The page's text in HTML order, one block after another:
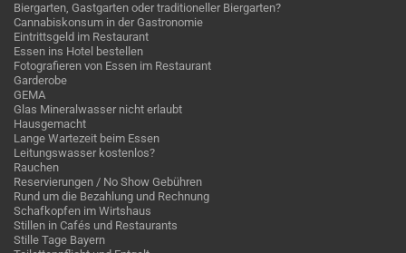
Biergarten, Gastgarten oder traditioneller Biergarten?
Cannabiskonsum in der Gastronomie
Eintrittsgeld im Restaurant
Essen ins Hotel bestellen
Fotografieren von Essen im Restaurant
Garderobe
GEMA
Glas Mineralwasser nicht erlaubt
Hausgemacht
Lange Wartezeit beim Essen
Leitungswasser kostenlos?
Rauchen
Reservierungen / No Show Gebühren
Rund um die Bezahlung und Rechnung
Schafkopfen im Wirtshaus
Stillen in Cafés und Restaurants
Stille Tage Bayern